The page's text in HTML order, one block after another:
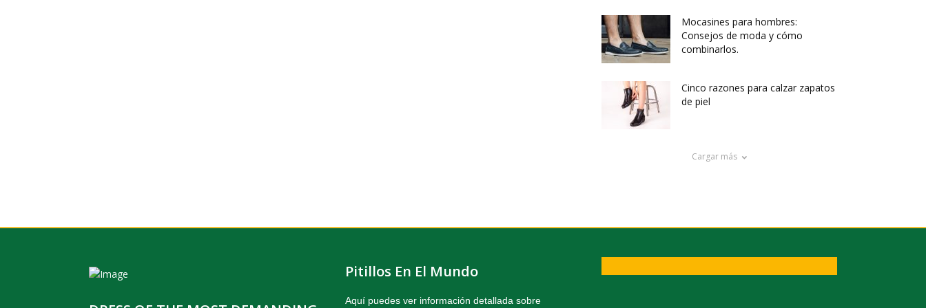
Mocasines para hombres:
Consejos de moda y cómo
combinarlos.
Cinco razones para calzar zapatos
de piel
Cargar más
Pitillos En El Mundo
Aquí puedes ver información detallada sobre